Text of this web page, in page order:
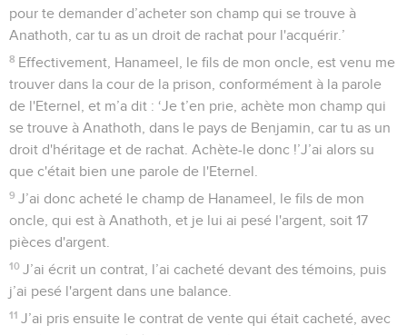
pour te demander d’acheter son champ qui se trouve à
Anathoth, car tu as un droit de rachat pour l'acquérir.’
8 Effectivement, Hanameel, le fils de mon oncle, est venu me
trouver dans la cour de la prison, conformément à la parole
de l'Eternel, et m’a dit : ‘Je t’en prie, achète mon champ qui
se trouve à Anathoth, dans le pays de Benjamin, car tu as un
droit d'héritage et de rachat. Achète-le donc !’J’ai alors su
que c'était bien une parole de l'Eternel.
9 J’ai donc acheté le champ de Hanameel, le fils de mon
oncle, qui est à Anathoth, et je lui ai pesé l'argent, soit 17
pièces d'argent.
10 J’ai écrit un contrat, l’ai cacheté devant des témoins, puis
j’ai pesé l'argent dans une balance.
11 J’ai pris ensuite le contrat de vente qui était cacheté, avec